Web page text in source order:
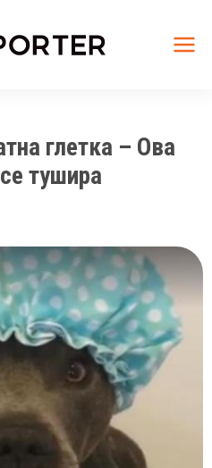
глетка – Ова
тушира